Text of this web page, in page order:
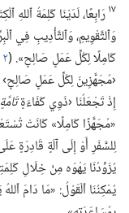
١٧رَابِعًا،‏ لَدَيْنَا كَلِمَةُ ٱللهِ
وَٱلتَّقْوِيمِ،‏ وَٱلتَّأْدِيبِ فِي
كَامِلًا لِكُلِّ عَمَلٍ صَالِحٍ».‏ (‏٢ تي ٣:‏١٦،‏ ١٧
‹مُجَهَّزِينَ لِكُلِّ عَمَلٍ
إِذْ تَجْعَلُنَا ‹ذَوِي كَفَاءَةٍ
«مُجَهَّزًا كَامِلًا» كَانَتْ
لِلسَّفَرِ أَوْ إِلَى آلَةٍ قَادِرَةٍ
يُزَوِّدُنَا يَهْوَه مِنْ خِلَالِ
يُمْكِنُنَا ٱلْقَوْلُ:‏ «مَا دَامَ